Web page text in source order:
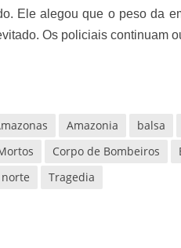
Ele alegou que o peso da
Os policiais continuam
Amazonia balsa
Corpo de Bombeiros
norte Tragedia